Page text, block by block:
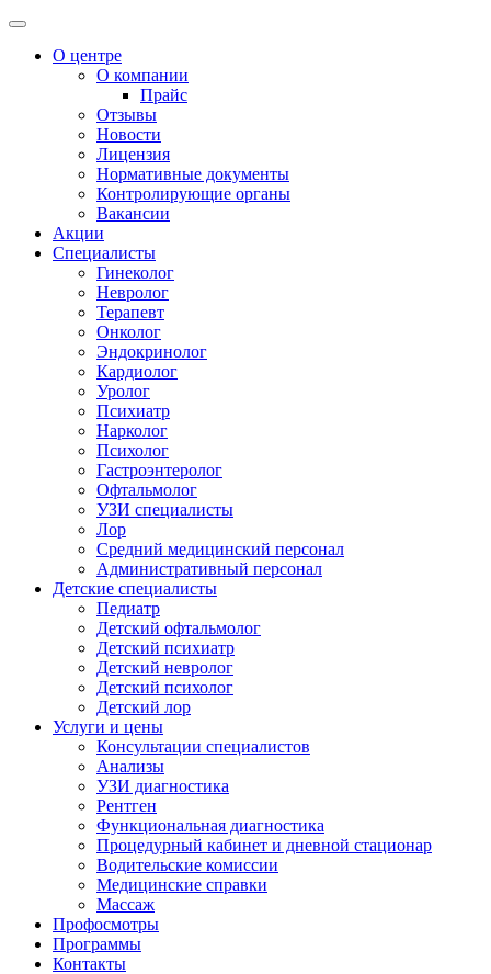
О центре
О компании
Прайс
Отзывы
Новости
Лицензия
Нормативные документы
Контролирующие органы
Вакансии
Акции
Специалисты
Гинеколог
Невролог
Терапевт
Онколог
Эндокринолог
Кардиолог
Уролог
Психиатр
Нарколог
Психолог
Гастроэнтеролог
Офтальмолог
УЗИ специалисты
Лор
Средний медицинский персонал
Административный персонал
Детские специалисты
Педиатр
Детский офтальмолог
Детский психиатр
Детский невролог
Детский психолог
Детский лор
Услуги и цены
Консультации специалистов
Анализы
УЗИ диагностика
Рентген
Функциональная диагностика
Процедурный кабинет и дневной стационар
Водительские комиссии
Медицинские справки
Массаж
Профосмотры
Программы
Контакты